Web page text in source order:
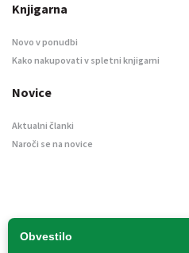
Obvestilo
Knjigarna
Novo v ponudbi
Kako nakupovati v spletni knjigarni
Novice
Aktualni članki
Naroči se na novice